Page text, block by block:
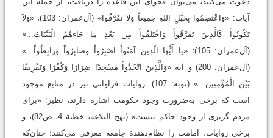
آیات: «وَاعْتَصِمُوا بِحَبْلِ اللهِ جَمِيعاً وَلا تَفَرَّقُوا» (آل‌عمران: 103)، «وَلاَ
تَكُونُواْ كَالَّذِينَ تَفَرَّقُواْ وَاخْتَلَفُواْ مِن بَعْدِ مَا جَاءهُمُ الْبَيِّنَاتُ...»
(آل‌عمران: 105)؛ «يَا أَيُّهَا الَّذِينَ آمَنُواْ اصْبِرُواْ وَصَابِرُواْ وَرَابِطُواْ...»
(آل‌عمران: 200) و آیة «وَالَّذِينَ اتَّخَذُواْ مَسْجِدًا ضِرَارًا وَكُفْرًا وَتَفْرِيقًا
بَيْنَ الْمُؤْمِنِينَ...» (توبه: 107). روایات فراوانی نیز در منابع موجود
است که برخی به‌ضرورت وجود حکومت اشاره دارند، نظیر: «برای
مردم ‌گریزی از وجود حاکم نیست» (نهج البلاغه، خطبة 4، ص82)، و
برخی روایات، امامت را نظام‌دهندة جامعه معرفی می‌کنند؛ چنان‌که